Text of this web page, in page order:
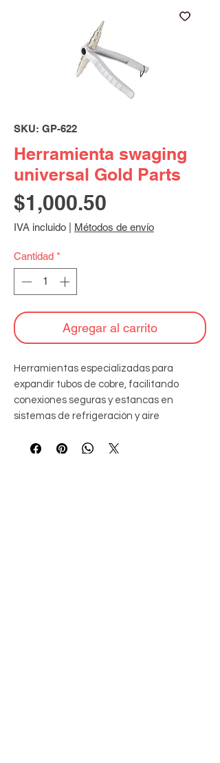
SKU: GP-622
Herramienta swaging
universal Gold Parts
$1,000.50
IVA incluido Métodos de envío
Cantidad *
Agregar al carrito
Herramientas especializadas para
expandir tubos de cobre, facilitando
conexiones seguras y estancas en
sistemas de refrigeración y aire
hasta 7/8".